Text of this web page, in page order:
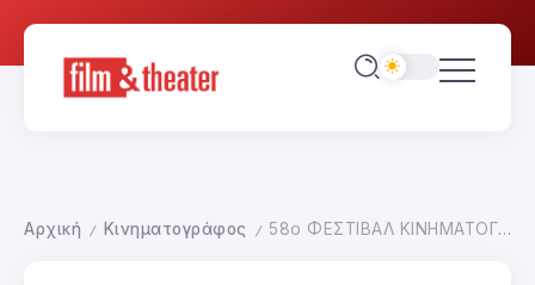
Αρχική / Κινηματογράφος / 58ο ΦΕΣΤΙΒΑΛ ΚΙΝΗΜΑΤΟΓΡΑΦΟΥ ΘΕΣΣΑΛΟΝΙΚΗΣ-ΠΡΩΤΗ ΜΑΤΙΑ